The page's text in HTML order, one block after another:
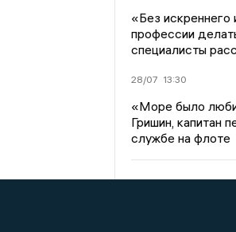
«Без
профессии
специалисты
28/07 13:30
«Море было
Гришин, капитан
службе на флоте